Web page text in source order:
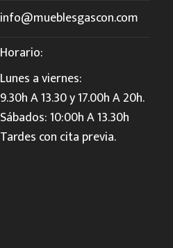
info@mueblesgascon.com
Horario:
Lunes a viernes:
9.30h A 13.30 y 17.00h A 20h.
Sábados: 10:00h A 13.30h
Tardes con cita previa.